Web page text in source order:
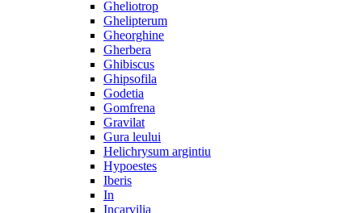
Gheliotrop
Ghelipterum
Gheorghine
Gherbera
Ghibiscus
Ghipsofila
Godetia
Gomfrena
Gravilat
Gura leului
Helichrysum argintiu
Hypoestes
Iberis
In
Incarvilia